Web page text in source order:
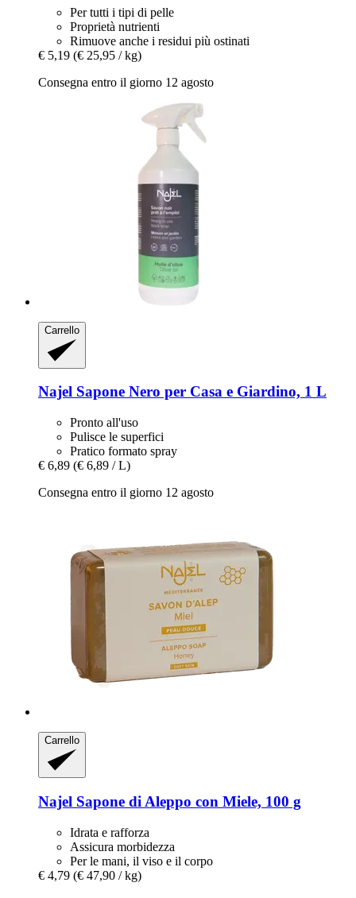
Per tutti i tipi di pelle
Proprietà nutrienti
Rimuove anche i residui più ostinati
€ 5,19 (€ 25,95 / kg)
Consegna entro il giorno 12 agosto
Carrello
Najel Sapone Nero per Casa e Giardino, 1 L
Pronto all'uso
Pulisce le superfici
Pratico formato spray
€ 6,89 (€ 6,89 / L)
Consegna entro il giorno 12 agosto
Carrello
Najel Sapone di Aleppo con Miele, 100 g
Idrata e rafforza
Assicura morbidezza
Per le mani, il viso e il corpo
€ 4,79 (€ 47,90 / kg)